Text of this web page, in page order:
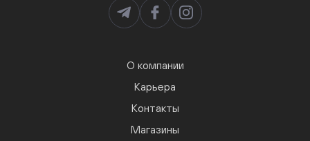
О компании
Карьера
Контакты
Магазины